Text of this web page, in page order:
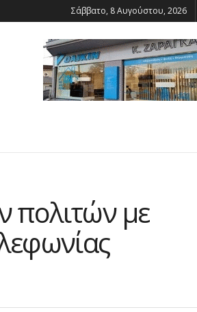
Σάββατο, 8 Αυγούστου, 2026
πολιτών με